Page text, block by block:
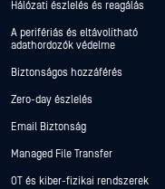
Hálózati észlelés és reagálás
A perifériás és eltávolítható
adathordozók védelme
Biztonságos hozzáférés
Zero-day észlelés
Email Biztonság
Managed File Transfer
OT és kiber-fizikai rendszerek